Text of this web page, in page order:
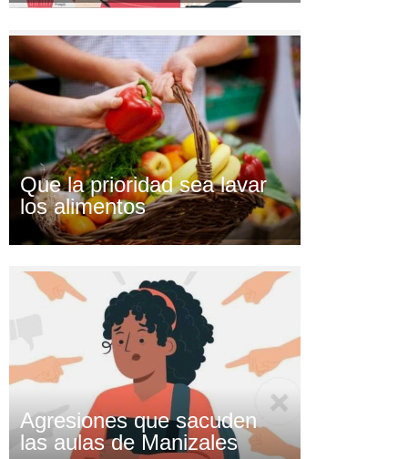
Que la prioridad sea lavar
los alimentos
Agresiones que sacuden
las aulas de Manizales